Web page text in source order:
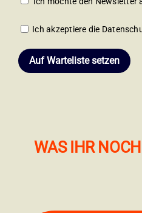
Ich akzeptiere die
WAS IHR